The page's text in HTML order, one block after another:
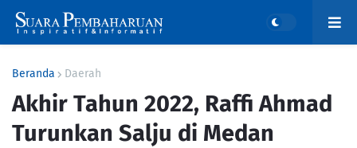
Beranda Daerah
Akhir Tahun 2022, Raffi Ahmad
Turunkan Salju di Medan